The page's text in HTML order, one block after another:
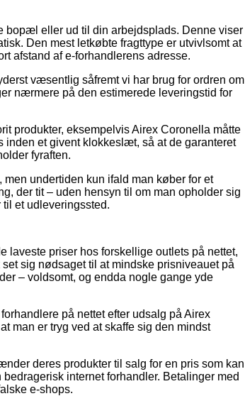
bopæl eller ud til din arbejdsplads. Denne viser
Den mest letkøbte fragttype er utvivlsomt at
afstand af e-forhandlerens adresse.
væsentlig såfremt vi har brug for ordren om
nærmere på den estimerede leveringstid for
produkter, eksempelvis Airex Coronella måtte
et givent klokkeslæt, så at de garanteret
fyraften.
undertiden kun ifald man køber for et
der tit – uden hensyn til om man opholder sig
et udleveringssted.
priser hos forskellige outlets på nettet,
sig nødsaget til at mindske prisniveauet på
– voldsomt, og endda nogle gange yde
på nettet efter udsalg på Airex
man er tryg ved at skaffe sig den mindst
deres produkter til salg for en pris som kan
internet forhandler. Betalinger med
e-shops.